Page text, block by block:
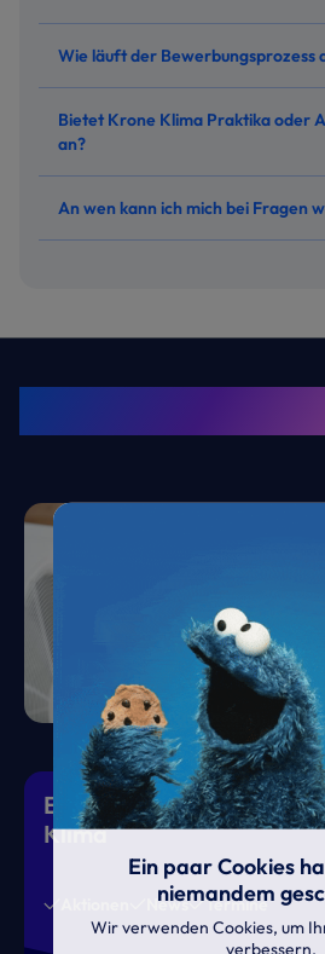
Wie läuft der Bewerbungsprozess
Bietet Krone Klima Praktika oder
an?
An wen kann ich mich bei Fragen
Eiskalte Deals & heiße
Klima
News Termine
Ein paar Cookies
niemandem
Wir verwenden Cookies, um
verbessern.